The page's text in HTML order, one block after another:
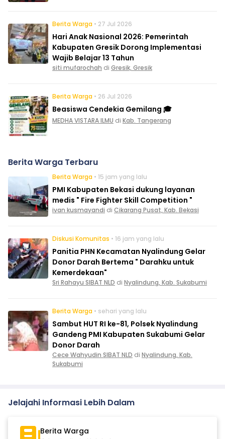
Berita Warga • 27 Jul 2026
Hari Anak Nasional 2026: Pemerintah
Kabupaten Gresik Dorong Implementasi
Wajib Belajar 13 Tahun
siti mufarochah di Gresik, Gresik
Berita Warga • 26 Jul 2026
Beasiswa Cendekia Gemilang 🎓
MEDHA VISTARA ILMU di Kab. Tangerang
Berita Warga Terbaru
Berita Warga • 15 jam yang lalu
PMI Kabupaten Bekasi dukung layanan
medis " Fire Fighter Skill Competition "
ivan kusmayandi di Cikarang Pusat, Kab. Bekasi
Diskusi Komunitas • 16 jam yang lalu
Panitia PHN Kecamatan Nyalindung Gelar
Donor Darah Bertema " Darahku untuk
Kemerdekaan"
Sri Rahayu SIBAT NLD di Nyalindung, Kab. Sukabumi
Berita Warga • sehari yang lalu
Sambut HUT RI ke-81, Polsek Nyalindung
Gandeng PMI Kabupaten Sukabumi Gelar
Donor Darah
Cece Wahyudin SIBAT NLD di Nyalindung, Kab.
Sukabumi
Jelajahi Informasi Lebih Dalam
Berita Warga